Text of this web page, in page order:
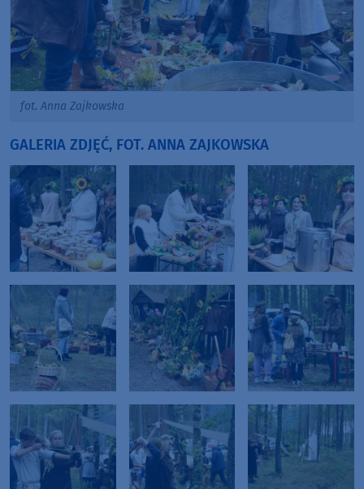
fot. Anna Zajkowska
GALERIA ZDJĘĆ, FOT. ANNA ZAJKOWSKA